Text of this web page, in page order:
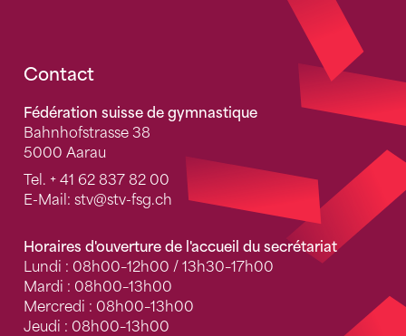
Fusszeile
Contact
Fédération suisse de gymnastique
Bahnhofstrasse 38
5000 Aarau
Tel. + 41 62 837 82 00
E-Mail: stv@stv-fsg.ch
Horaires d'ouverture de l'accueil du secrétariat
Lundi : 08h00–12h00 / 13h30–17h00
Mardi : 08h00–13h00
Mercredi : 08h00–13h00
Jeudi : 08h00–13h00